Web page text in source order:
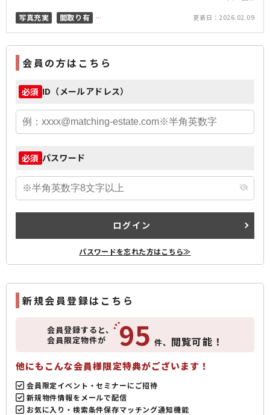
写真充実
間取り有
更新日： 2026.02.09
会員の方はこちら
必須 ID（メールアドレス）
必須 パスワード
ログイン
パスワードを忘れた方はこちら≫
新規会員登録はこちら
会員登録すると、
会員限定物件が
95 件、 閲覧可能！
他にもこんな会員様限定特典がございます！
会員限定イベント・セミナーにご招待
新規物件情報をメールで配信
お気に入り・検索条件保存マッチング通知機能